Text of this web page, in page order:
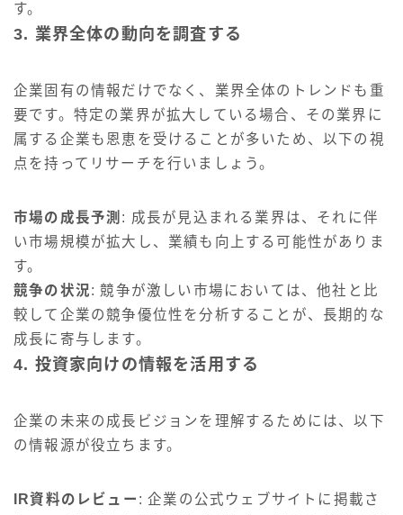
す。
3. 業界全体の動向を調査する
企業固有の情報だけでなく、業界全体のトレンドも重
要です。特定の業界が拡大している場合、その業界に
属する企業も恩恵を受けることが多いため、以下の視
点を持ってリサーチを行いましょう。
市場の成長予測 : 成長が見込まれる業界は、それに伴
い市場規模が拡大し、業績も向上する可能性がありま
す。
競争の状況: 競争が激しい市場においては、他社と比
較して企業の競争優位性を分析することが、長期的な
成長に寄与します。
4. 投資家向けの情報を活用する
企業の未来の成長ビジョンを理解するためには、以下
の情報源が役立ちます。
IR資料のレビュー : 企業の公式ウェブサイトに掲載さ